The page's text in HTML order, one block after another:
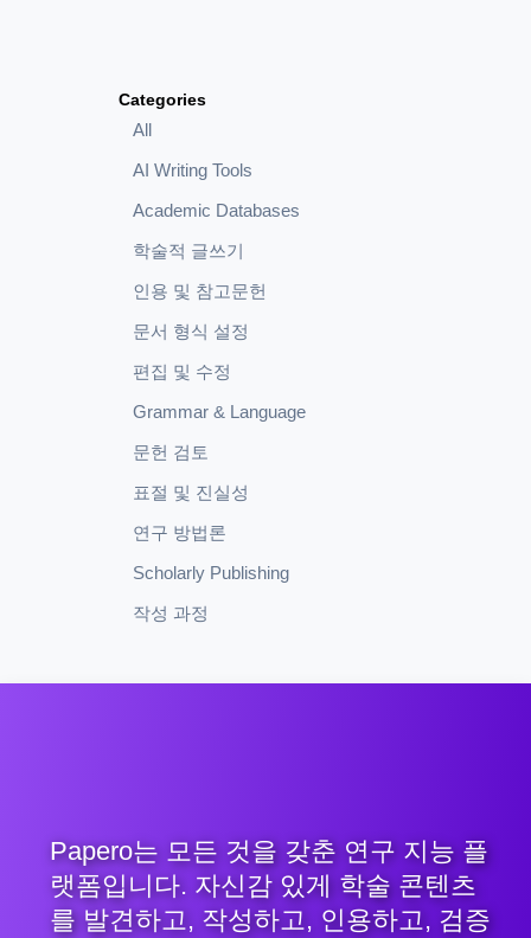
Categories
All
AI Writing Tools
Academic Databases
학술적 글쓰기
인용 및 참고문헌
문서 형식 설정
편집 및 수정
Grammar & Language
문헌 검토
표절 및 진실성
연구 방법론
Scholarly Publishing
작성 과정
Papero는 모든 것을 갖춘 연구 지능 플
랫폼입니다. 자신감 있게 학술 콘텐츠
를 발견하고, 작성하고, 인용하고, 검증